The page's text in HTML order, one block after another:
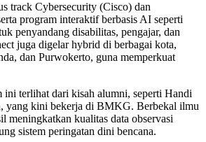
track Cybersecurity (Cisco) dan
program interaktif berbasis AI seperti
penyandang disabilitas, pengajar, dan
juga digelar hybrid di berbagai kota,
dan Purwokerto, guna memperkuat
ini terlihat dari kisah alumni, seperti Handi
yang kini bekerja di BMKG. Berbekal ilmu
meningkatkan kualitas data observasi
sistem peringatan dini bencana.